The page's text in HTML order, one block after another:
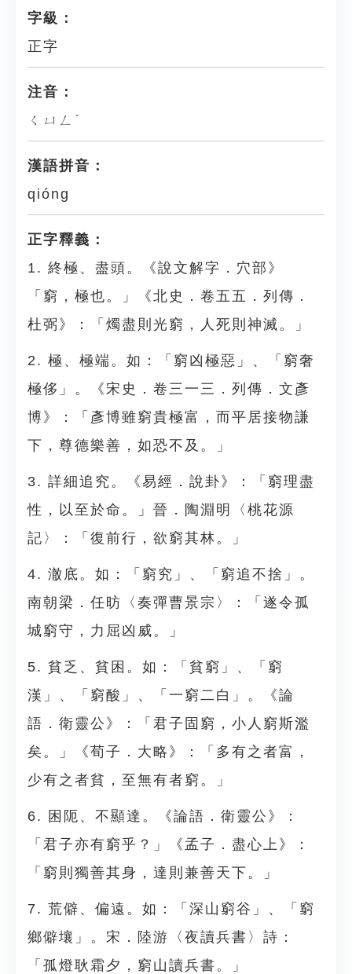
字級：
正字
注音：
ㄑㄩㄥˊ
漢語拼音：
qióng
正字釋義：
1. 終極、盡頭。《說文解字．穴部》
「窮，極也。」《北史．卷五五．列傳．
杜弼》：「燭盡則光窮，人死則神滅。」
2. 極、極端。如：「窮凶極惡」、「窮奢
極侈」。《宋史．卷三一三．列傳．文彥
博》：「彥博雖窮貴極富，而平居接物謙
下，尊德樂善，如恐不及。」
3. 詳細追究。《易經．說卦》：「窮理盡
性，以至於命。」晉．陶淵明〈桃花源
記〉：「復前行，欲窮其林。」
4. 澈底。如：「窮究」、「窮追不捨」。
南朝梁．任昉〈奏彈曹景宗〉：「遂令孤
城窮守，力屈凶威。」
5. 貧乏、貧困。如：「貧窮」、「窮
漢」、「窮酸」、「一窮二白」。《論
語．衛靈公》：「君子固窮，小人窮斯濫
矣。」《荀子．大略》：「多有之者富，
少有之者貧，至無有者窮。」
6. 困阨、不顯達。《論語．衛靈公》：
「君子亦有窮乎？」《孟子．盡心上》：
「窮則獨善其身，達則兼善天下。」
7. 荒僻、偏遠。如：「深山窮谷」、「窮
鄉僻壤」。宋．陸游〈夜讀兵書〉詩：
「孤燈耿霜夕，窮山讀兵書。」